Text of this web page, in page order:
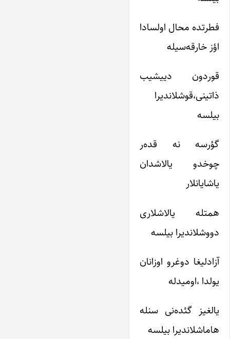
فطرتده محال اولسادا
اؤز خارقه‌سیله
قوردون دییشیب
ذاتینی،قوشلاندیرا
بیلسه
گؤرسه نه قده‌ر
چوخدو یالاشدان
یاشایانلار
همتله یالاشلاری
دووشلاندیرا بیلسه
آزادلیغا دوغرو اوزانان
یولدا ،اومیدله
یالغیز گئده‌نی سنله
هاماشلاندیرا بیلسه